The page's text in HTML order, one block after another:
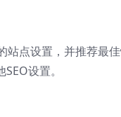
点设置，并推荐最
设置。